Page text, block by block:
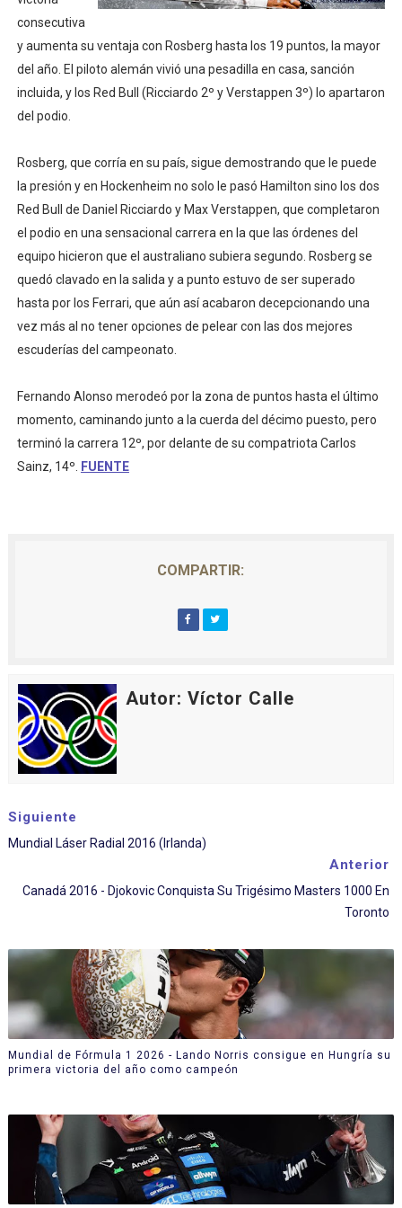
Campeonato de Europa en aguas abiertas 2026
Campeonato de Europa de pentatlón moderno 2026
WWE NXT - Myles Borne y Tavion Heights ponen fin
Mundial de MotoGP 2026 - GP Gran Bretaña
consecutiva
y aumenta su ventaja con Rosberg hasta los 19 puntos, la mayor
del año. El piloto alemán vivió una pesadilla en casa, sanción
incluida, y los Red Bull (Ricciardo 2º y Verstappen 3º) lo apartaron
del podio.
Rosberg, que corría en su país, sigue demostrando que le puede
la presión y en Hockenheim no solo le pasó Hamilton sino los dos
Red Bull de Daniel Ricciardo y Max Verstappen, que completaron
el podio en una sensacional carrera en la que las órdenes del
equipo hicieron que el australiano subiera segundo. Rosberg se
quedó clavado en la salida y a punto estuvo de ser superado
hasta por los Ferrari, que aún así acabaron decepcionando una
vez más al no tener opciones de pelear con las dos mejores
escuderías del campeonato.
Fernando Alonso merodeó por la zona de puntos hasta el último
momento, caminando junto a la cuerda del décimo puesto, pero
terminó la carrera 12º, por delante de su compatriota Carlos
Sainz, 14º.
FUENTE
COMPARTIR:
Autor: Víctor Calle
Siguiente
Mundial Láser Radial 2016 (Irlanda)
Anterior
Canadá 2016 - Djokovic Conquista Su Trigésimo Masters 1000 En
Toronto
Mundial de Fórmula 1 2026 - Lando Norris consigue en Hungría su
primera victoria del año como campeón